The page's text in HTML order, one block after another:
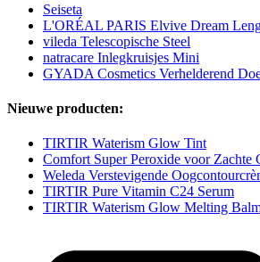
Seiseta
L'ORÉAL PARIS Elvive Dream
vileda Telescopische Steel
natracare Inlegkruisjes Mini
GYADA Cosmetics Verhelderend
Nieuwe producten:
TIRTIR Waterism Glow Tint
Comfort Super Peroxide voor Zachte
Weleda Verstevigende
TIRTIR Pure Vitamin C24 Serum
TIRTIR Waterism Glow Melting